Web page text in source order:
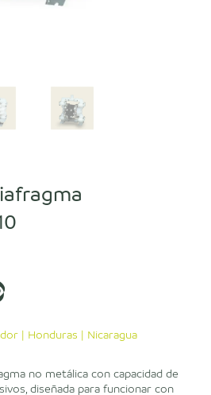
| Honduras | Nicaragua
no metálica con capacidad de
diseñada para funcionar con